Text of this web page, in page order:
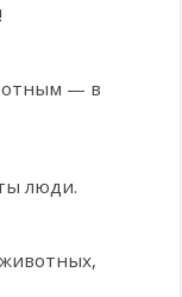
— в
люди.